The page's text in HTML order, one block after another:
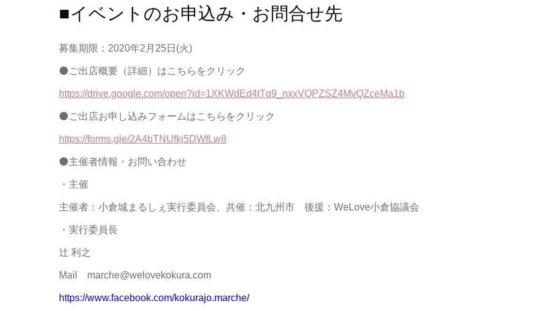
■イベントのお申込み・お問合せ先
募集期限：2020年2月25日(火)
⚫ご出店概要（詳細）はこちらをクリック
https://drive.google.com/open?id=1XKWdEd4tTq9_nxxVQPZSZ4MvQZceMa1b
⚫ご出店お申し込みフォームはこちらをクリック
https://forms.gle/2A4bTNUfkj5DWfLw8
⚫主催者情報・お問い合わせ
・主催
主催者：小倉城まるしぇ実行委員会、共催：北九州市 後援：WeLove小倉協議会
・実行委員長
辻 利之
Mail marche@welovekokura.com
https://www.facebook.com/kokurajo.marche/